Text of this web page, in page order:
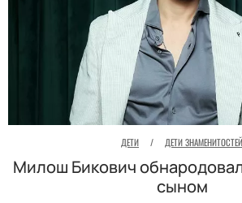
ДЕТИ / ДЕТИ ЗНАМЕНИТОСТЕЙ
Милош Бикович
сыном